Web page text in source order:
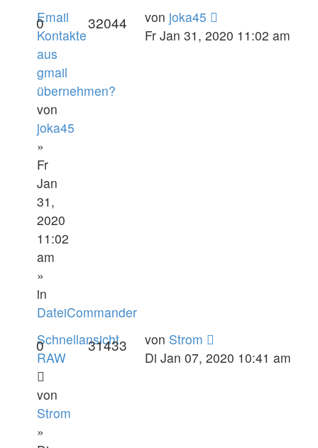
Email
Kontakte
aus
gmail
übernehmen?
von
joka45
»
Fr
Jan
31,
2020
11:02
am
»
in
DateiCommander
0 32044 von joka45
Fr Jan 31, 2020 11:02 am
Schnellansicht
RAW
von
Strom
»
0 31433 von Strom
Di Jan 07, 2020 10:41 am